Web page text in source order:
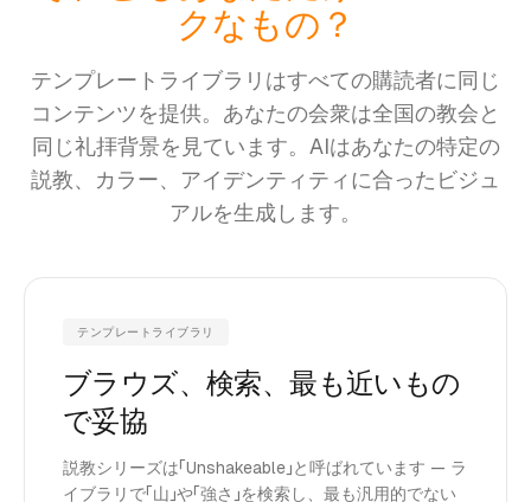
クなもの？
テンプレートライブラリはすべての購読者に同じ
コンテンツを提供。あなたの会衆は全国の教会と
同じ礼拝背景を見ています。AIはあなたの特定の
説教、カラー、アイデンティティに合ったビジュ
アルを生成します。
テンプレートライブラリ
ブラウズ、検索、最も近いもの
で妥協
説教シリーズは「Unshakeable」と呼ばれています — ラ
イブラリで「山」や「強さ」を検索し、最も汎用的でない